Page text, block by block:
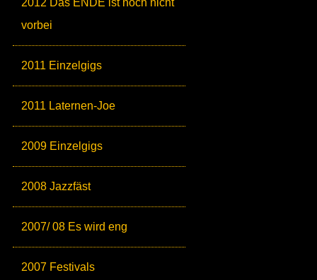
2012 Das ENDE ist noch nicht
vorbei
2011 Einzelgigs
2011 Laternen-Joe
2009 Einzelgigs
2008 Jazzfäst
2007/ 08 Es wird eng
2007 Festivals